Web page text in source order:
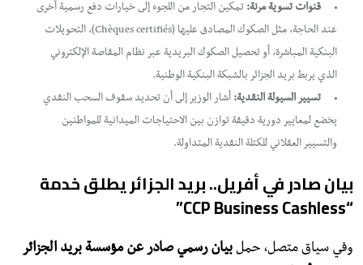
قنوات تسوية مرنة: تمكين التجار من اللجوء إلى خيارات دفع رسمية أخرى
عند الحاجة، مثل الصكوك المصادق عليها (Chèques certifiés)، التحويلات
البنكية المباشرة، أو تحصيل الصكوك البريدية عبر نظام المقاصة الإلكتروني
الذي يربط بريد الجزائر بالشبكة البنكية الوطنية.
تسيير السيولة النقدية: أشار الوزير إلى أن تحديد سقوف السحب النقدي
يخضع لمعايير دورية دقيقة توازن بين الاحتياجات الميدانية للمواطنين
والتسيير العقلاني للكتلة النقدية المتداولة.
​بيان صادر في أفريل.. بريد الجزائر يطلق خدمة
“CCP Business Cashless”
​وفي سياق متصل، حملبيان رسمي صادر عن مؤسسة بريد الجزائر